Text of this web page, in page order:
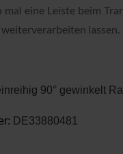
eine Leiste beim
lassen.
90° gewinkelt
DE33880481